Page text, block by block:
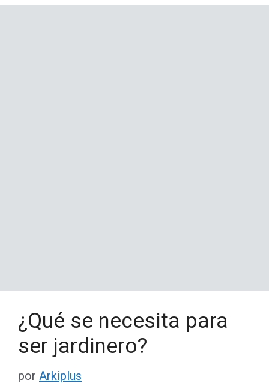
¿Qué se necesita para
ser jardinero?
por Arkiplus